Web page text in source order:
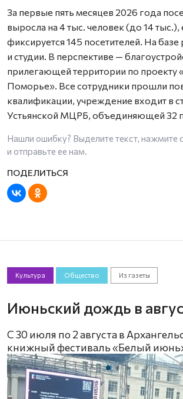
За первые пять месяцев 2026 года
выросла на 4 тыс. человек (до 14
фиксируется 145 посетителей. На
и студии. В перспективе —
прилегающей территории по проекту
Поморье». Все сотрудники прошли
квалификации, учреждение входит в
Устьянской МЦРБ, объединяющей 32
Нашли ошибку? Выделите текст, нажмите
и отправьте ее нам.
Культура Общество Из газеты
Июньский дождь в
С 30 июля по 2 августа в
книжный фестиваль «Белый